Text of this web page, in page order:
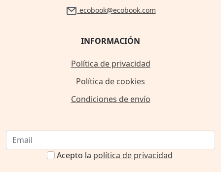
ecobook@ecobook.com
INFORMACIÓN
Política de privacidad
Política de cookies
Condiciones de envío
Acepto la política de privacidad